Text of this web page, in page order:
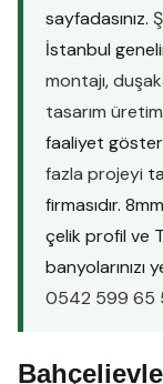
sayfadasınız.
İstanbul
montajı,
tasarım üretim
faaliyet
fazla projeyi
firmasıdır.
çelik profil ve
banyolarınızı
0542 599 65